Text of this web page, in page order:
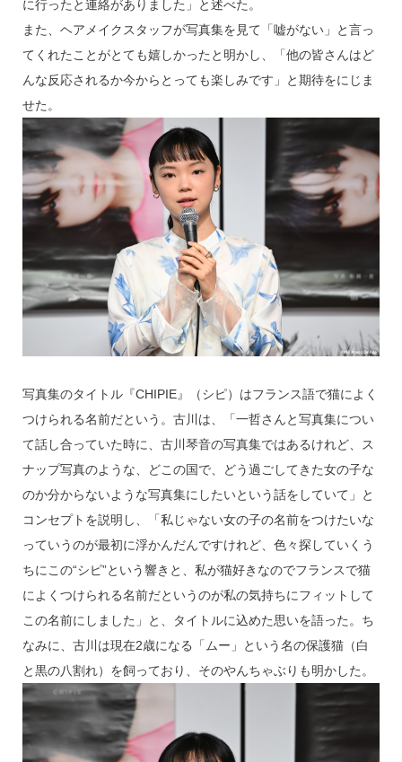
に行ったと連絡がありました」と述べた。
また、ヘアメイクスタッフが写真集を見て「嘘がない」と言っ
てくれたことがとても嬉しかったと明かし、「他の皆さんはど
んな反応されるか今からとっても楽しみです」と期待をにじま
せた。
写真集のタイトル『CHIPIE』（シピ）はフランス語で猫によく
つけられる名前だという。古川は、「一哲さんと写真集につい
て話し合っていた時に、古川琴音の写真集ではあるけれど、ス
ナップ写真のような、どこの国で、どう過ごしてきた女の子な
のか分からないような写真集にしたいという話をしていて」と
コンセプトを説明し、「私じゃない女の子の名前をつけたいな
っていうのが最初に浮かんだんですけれど、色々探していくう
ちにこの“シピ”という響きと、私が猫好きなのでフランスで猫
によくつけられる名前だというのが私の気持ちにフィットして
この名前にしました」と、タイトルに込めた思いを語った。ち
なみに、古川は現在2歳になる「ムー」という名の保護猫（白
と黒の八割れ）を飼っており、そのやんちゃぶりも明かした。